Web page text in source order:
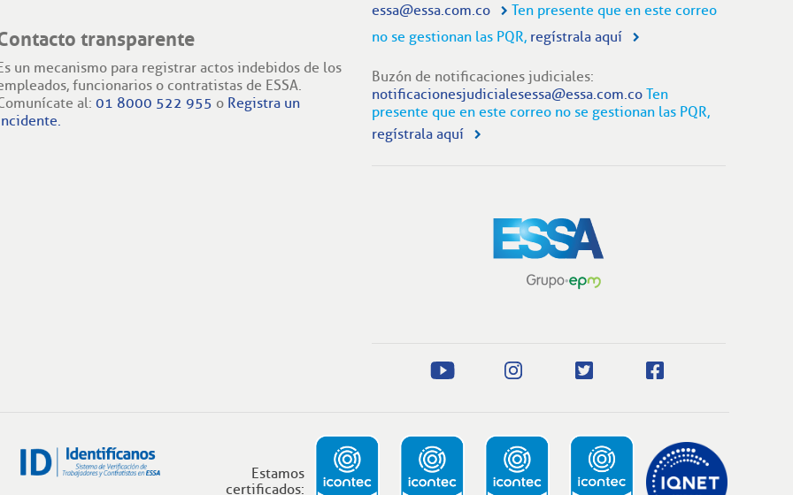
transparente
un mecanismo para registrar actos indebidos de los
funcionarios o contratistas de ESSA.
al: 01 8000 522 955 o Registra un
essa@essa.com.co
Ten presente que en este correo
no se gestionan las PQR, regístrala aquí
Buzón de notificaciones judiciales:
notificacionesjudicialesessa@essa.com.co Ten
presente que en este correo no se gestionan las PQR,
regístrala aquí
Estamos
certificados: